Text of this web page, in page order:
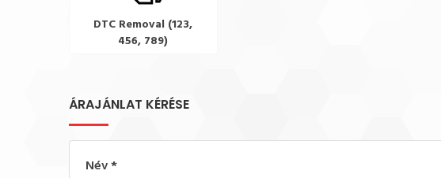
DTC Removal (123,
456, 789)
ÁRAJÁNLAT KÉRÉSE
Név*